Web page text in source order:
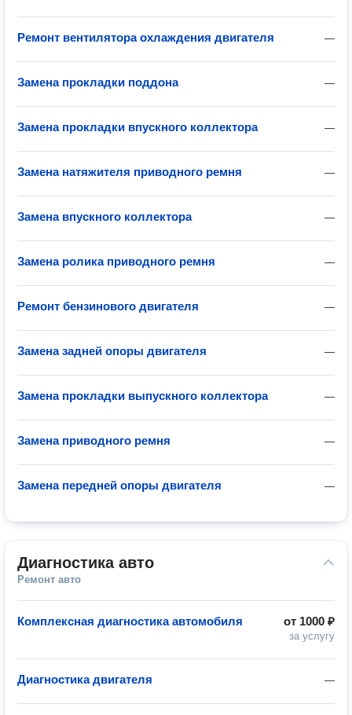
—
Ремонт вентилятора охлаждения двигателя
—
Замена прокладки поддона
—
Замена прокладки впускного коллектора
—
Замена натяжителя приводного ремня
—
Замена впускного коллектора
—
Замена ролика приводного ремня
—
Ремонт бензинового двигателя
—
Замена задней опоры двигателя
—
Замена прокладки выпускного коллектора
—
Замена приводного ремня
—
Замена передней опоры двигателя
Диагностика авто
Ремонт авто
от 1000 ₽
за услугу
Комплексная диагностика автомобиля
—
Диагностика двигателя